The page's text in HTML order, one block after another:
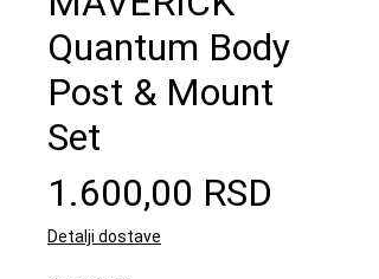
Quantum Body
Post & Mount
Set
1.600,00 RSD
Detalji dostave